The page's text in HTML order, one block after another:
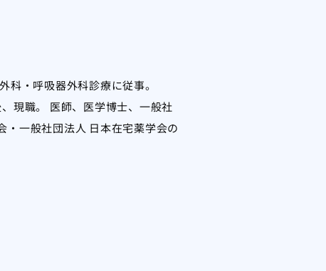
・呼吸器外科診療に従事。
現職。 医師、医学博士、一般社
・一般社団法人 日本在宅薬学会の